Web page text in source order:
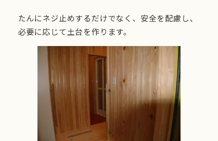
たんにネジ止めするだけでなく、安全を配慮し、
必要に応じて土台を作ります。